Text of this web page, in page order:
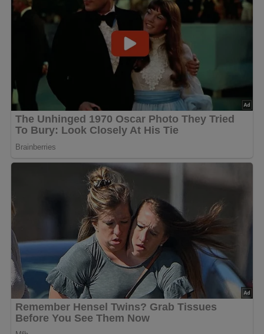
merken